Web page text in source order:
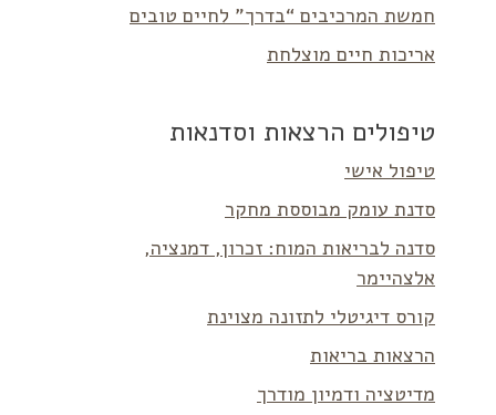
חמשת המרכיבים “בדרך” לחיים טובים
אריכות חיים מוצלחת
טיפולים הרצאות וסדנאות
טיפול אישי
סדנת עומק מבוססת מחקר
סדנה לבריאות המוח: זכרון, דמנציה,
אלצהיימר
קורס דיגיטלי לתזונה מצוינת
הרצאות בריאות
מדיטציה ודמיון מודרך